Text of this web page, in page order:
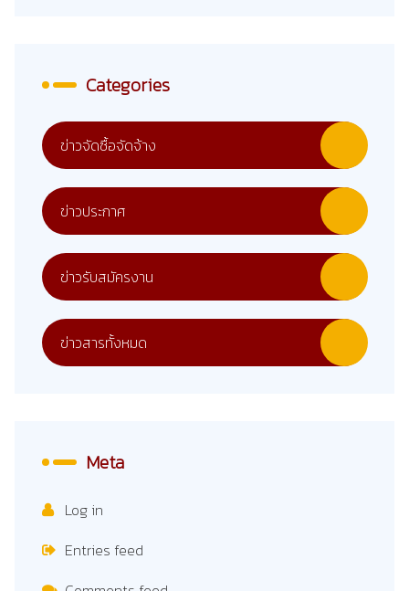
Categories
ข่าวจัดซื้อจัดจ้าง
ข่าวประกาศ
ข่าวรับสมัครงาน
ข่าวสารทั้งหมด
Meta
Log in
Entries feed